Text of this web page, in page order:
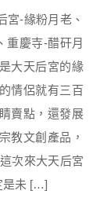
宮-緣粉月老、
重慶寺-醋矸月
大天后宮的緣
情侶就有三百
賣點，還發展
教文創產品，
次來大天后宮
是未 […]